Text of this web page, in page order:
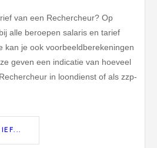
van een Rechercheur? Op
alle beroepen salaris en tarief
kan je ook voorbeeldberekeningen
geven een indicatie van hoeveel
in loondienst of als zzp-